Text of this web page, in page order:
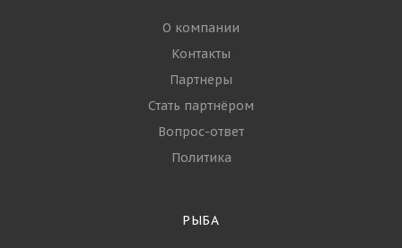
О компании
Контакты
Партнеры
Стать партнёром
Вопрос-ответ
Политика
РЫБА